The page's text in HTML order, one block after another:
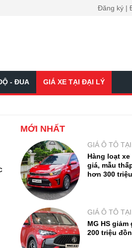
Đăng ký |
- ĐUA GIÁ XE TẠI ĐẠI LÝ
MỚI NHẤT
GIÁ Ô TÔ
Hàng loạt xe
giá, mẫu
hơn 300
GIÁ Ô TÔ
MG HS giảm
200 triệu